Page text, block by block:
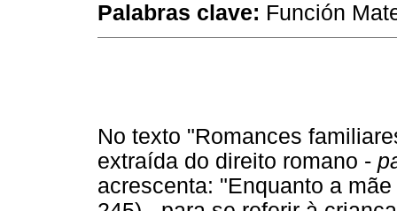
Palabras clave: Función
No texto "Romances
extraída do direito romano -
acrescenta: "Enquanto a